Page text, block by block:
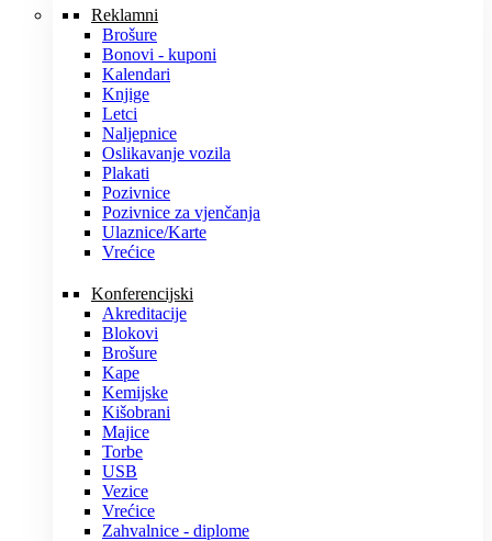
Reklamni
Brošure
Bonovi - kuponi
Kalendari
Knjige
Letci
Naljepnice
Oslikavanje vozila
Plakati
Pozivnice
Pozivnice za vjenčanja
Ulaznice/Karte
Vrećice
Konferencijski
Akreditacije
Blokovi
Brošure
Kape
Kemijske
Kišobrani
Majice
Torbe
USB
Vezice
Vrećice
Zahvalnice - diplome